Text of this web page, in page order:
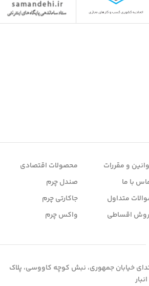
و مقررات
با ما
متداول
اقساطی
محصولات اقتصادی
صندل چرم
جاکارتی چرم
واکس چرم
ابتدای خیابان جمهوری، نبش کوچه کاووسی، پلاک